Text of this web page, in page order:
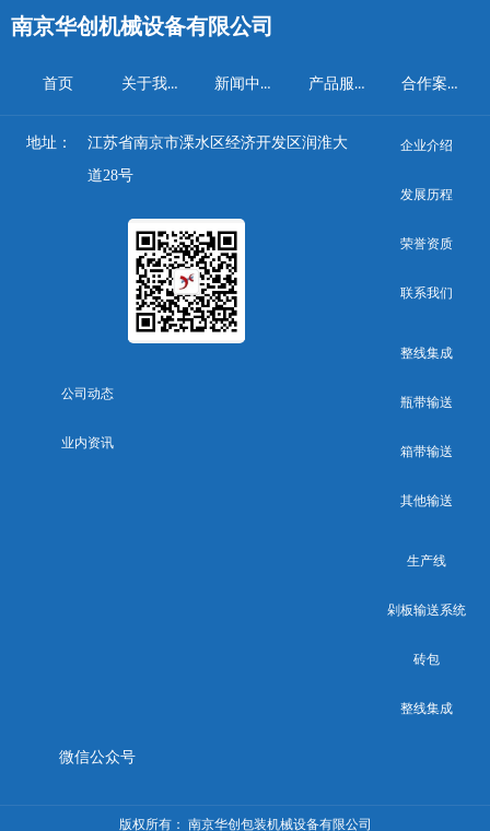
公司动态
业内资讯
首页 关于我们 新闻中心 产品服务 合作案例
整线集成
瓶带输送
箱带输送
其他输送
生产线
剁板输送系统
砖包
整线集成
企业介绍
发展历程
荣誉资质
联系我们
微信公众号
地址：
江苏省南京市溧水区经济开发区润淮大
道28号
南京华创机械设备有限公司
版权所有： 南京华创包装机械设备有限公司